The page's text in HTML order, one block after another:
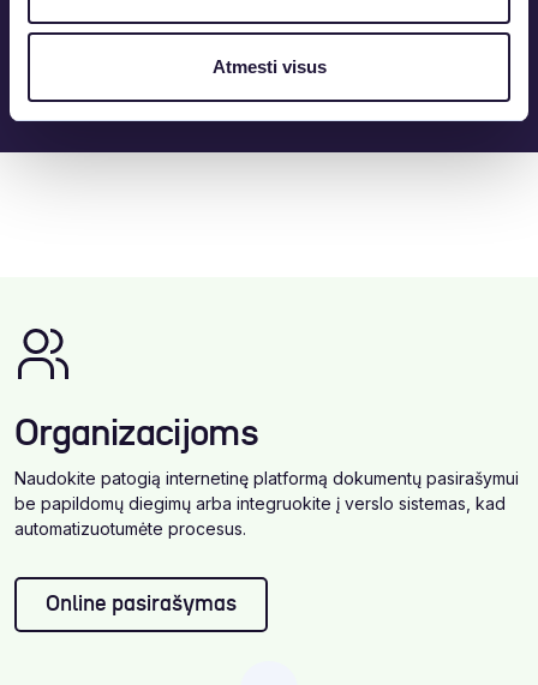
Atmesti visus
Organizacijoms
Naudokite patogią internetinę platformą dokumentų pasirašymui
be papildomų diegimų arba integruokite į verslo sistemas, kad
automatizuotumėte procesus.
Online pasirašymas